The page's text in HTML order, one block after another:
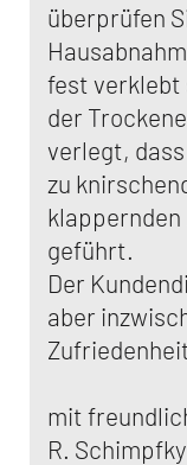
überprüfen
fest verklebt
der
verlegt,
zu
klappernden
geführt.
Der
aber
mit
R. Schimpfky